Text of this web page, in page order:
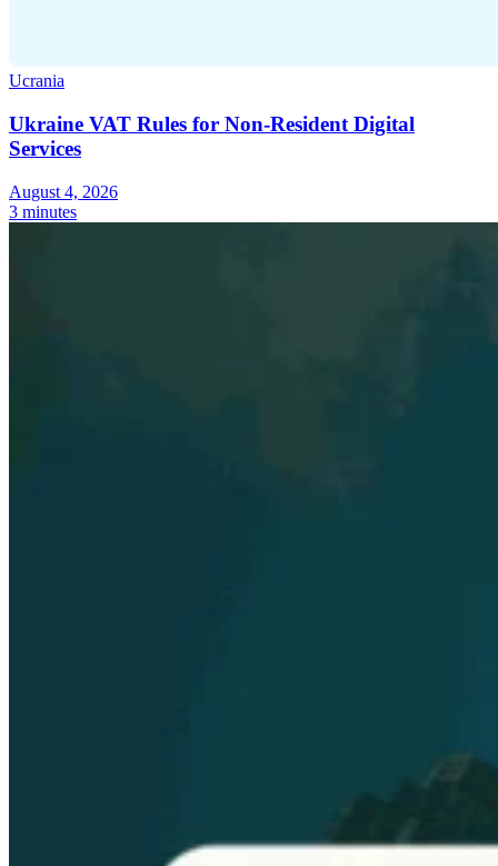
Ucrania
Ukraine VAT Rules for Non-Resident Digital
Services
August 4, 2026
3 minutes